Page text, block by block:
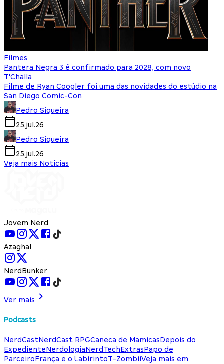
Filmes
Pantera Negra 3 é confirmado para 2028, com novo
T'Challa
Filme de Ryan Coogler foi uma das novidades do estúdio na
San Diego Comic-Con
Pedro Siqueira
25.jul.26
Pedro Siqueira
25.jul.26
Veja mais Notícias
Jovem Nerd
Azaghal
NerdBunker
Ver mais
Podcasts
NerdCastNerdCast RPGCaneca de MamicasDepois do
ExpedienteNerdologiaNerdTechExtrasPapo de
ParceiroFrança e o LabirintoT-ZombiiVeja mais em